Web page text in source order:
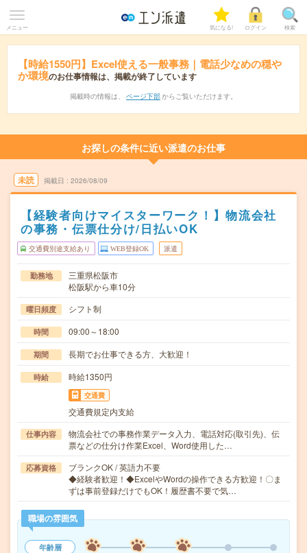
メニュー 気になる! ログイン 検索
【時給1550円】Excel使える一般事務｜電話少なめの穏や
か環境のお仕事情報は、掲載が終了しています
掲載時の情報は、 ページ下部 からご覧いただけます。
お探しの条件に近い派遣のお仕事
未読 掲載日 2026/08/09
【経験者向けマイスターワーク！】物流会社
の事務・伝票仕分け/日払いOK
交通費別途支給あり WEB登録OK 派遣
勤務地
三重県松阪市
松阪駅から車10分
曜日頻度 シフト制
時間 09:00～18:00
期間 長期でお仕事できる方、大歓迎！
時給 時給1350円
交通費
交通費規定内支給
仕事内容
物流会社での事務作業データ入力、電話対応(取引先)、伝
票などの仕分け作業Excel、Word使用した…
応募資格
ブランクOK / 英語力不要
◆経験者歓迎！◆ExcelやWordの操作できる方歓迎！〇ま
ずは事前登録だけでもOK！履歴書不要で気…
職場の雰囲気
年齢層